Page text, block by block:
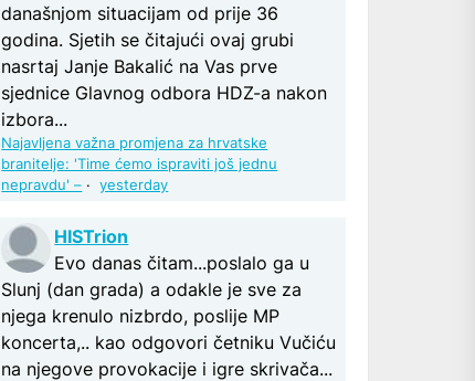
današnjom situacijam od prije 36
godina. Sjetih se čitajući ovaj grubi
nasrtaj Janje Bakalić na Vas prve
sjednice Glavnog odbora HDZ-a nakon
izbora...
Najavljena važna promjena za hrvatske
branitelje: 'Time ćemo ispraviti još jednu
nepravdu' – ·yesterday
HISTrion
Evo danas čitam...poslalo ga u
Slunj (dan grada) a odakle je sve za
njega krenulo nizbrdo, poslije MP
koncerta,.. kao odgovori četniku Vučiću
na njegove provokacije i igre skrivača...